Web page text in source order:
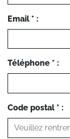
Email * :
Téléphone * :
Code postal * :